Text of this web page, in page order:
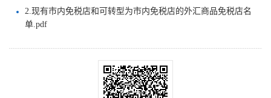
2.现有市内免税店和可转型为市内免税店的外汇商品免税店名
单.pdf